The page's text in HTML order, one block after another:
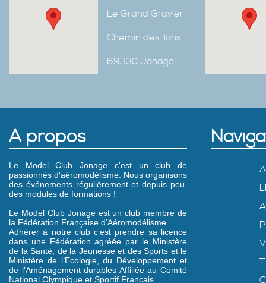
Le Grand Gravier
Chemin des Ilons
69330 Jonage
A propos
Le Model Club Jonage c'est un club de
passionnés d'aéromodélisme. Nous organisons
des événements régulièrement et depuis peu,
des modules de formations !
Le Model Club Jonage est un club membre de
la Fédération Française d’Aéromodélisme.
Adhérer à notre club c’est prendre sa licence
dans une Fédération agréée par le Ministère
de la Santé, de la Jeunesse et des Sports et le
Ministère de l’Ecologie, du Développement et
de l’Aménagement durables Affiliée au Comité
National Olympique et Sportif Français.